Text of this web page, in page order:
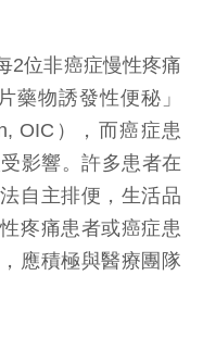
2位非癌症慢性疼痛
藥物誘發性便秘」
OIC），而癌症患
影響。許多患者在
自主排便，生活品
疼痛患者或癌症患
應積極與醫療團隊